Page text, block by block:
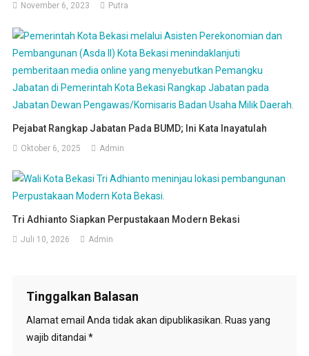
November 6, 2023 Putra
Pejabat Rangkap Jabatan Pada BUMD; Ini Kata Inayatulah
Oktober 6, 2025 Admin
Tri Adhianto Siapkan Perpustakaan Modern Bekasi
Juli 10, 2026 Admin
Tinggalkan Balasan
Alamat email Anda tidak akan dipublikasikan. Ruas yang
wajib ditandai *